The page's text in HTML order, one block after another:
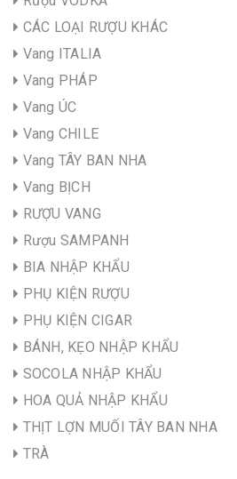
CÁC LOẠI RƯỢU KHÁC
Vang ITALIA
Vang PHÁP
Vang ÚC
Vang CHILE
Vang TÂY BAN NHA
Vang BỊCH
RƯỢU VANG
Rượu SAMPANH
BIA NHẬP KHẨU
PHỤ KIỆN RƯỢU
PHỤ KIỆN CIGAR
BÁNH, KẸO NHẬP KHẨU
SOCOLA NHẬP KHẨU
HOA QUẢ NHẬP KHẨU
THỊT LỢN MUỐI TÂY BAN NHA
TRÀ